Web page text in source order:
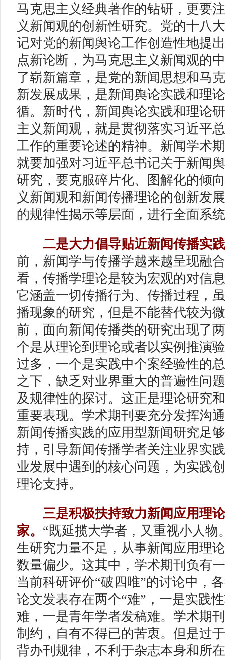
马克思主义经典著作的钻研，更要
义新闻观的创新性研究。党的十八
记对党的新闻舆论工作创造性地提
点新论断，为马克思主义新闻观的
了崭新篇章，是党的新闻思想和马
新发展成果，是新闻舆论实践和理
循。新时代，新闻舆论实践和理论
主义新闻观，就是贯彻落实习近平
工作的重要论述的精神。新闻学术
就要加强对习近平总书记关于新闻
研究，要克服碎片化、图解化的倾
义新闻观和新闻传播理论的创新发
的规律性揭示等层面，进行全面系
二是大力倡导贴近新闻传播实
前，新闻学与传播学越来越呈现融
看，传播学理论是较为宏观的对信
它涵盖一切传播行为、传播过程，
播现象的研究，但是不能替代较为
前，面向新闻传播类的研究出现了
个是从理论到理论或者以实例推演
过多，一个是实践中个案经验性的
之下，缺乏对业界重大的普遍性问
及规律性的探讨。这正是理论研究
重要表现。学术期刊要充分发挥沟
新闻传播实践的应用型新闻研究足
持，引导新闻传播学者关注业界实
业发展中遇到的核心问题，为实践
理论支持。
三是积极扶持致力新闻应用理
家。 “既延揽大学者，又重视小人物
生研究力量不足，从事新闻应用理
数量偏少。这其中，学术期刊负有
当前科研评价“破四唯”的讨论中，
论文发表存在两个“难”，一是实践
难，一是青年学者发稿难。学术期
制约，自有不得已的苦衷。但是过
背办刊规律，不利于杂志本身和所